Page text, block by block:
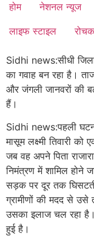
होम नेशनल न्यूज
लाइफ स्टाइल
Sidhi news:सीधी
का गवाह बन रहा है।
और जंगली जानवरों की
हैं।
Sidhi news:पहली
मासूम लक्ष्मी तिवारी
जब वह अपने पिता
निमंत्रण में शामिल होने
सड़क पर दूर तक
ग्रामीणों की मदद से उसे
उसका इलाज चल रहा है।
हुई है।